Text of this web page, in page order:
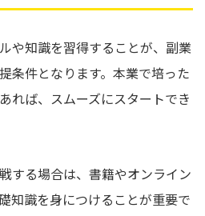
や知識を習得することが、副業
条件となります。本業で培った
れば、スムーズにスタートでき
する場合は、書籍やオンライン
知識を身につけることが重要で